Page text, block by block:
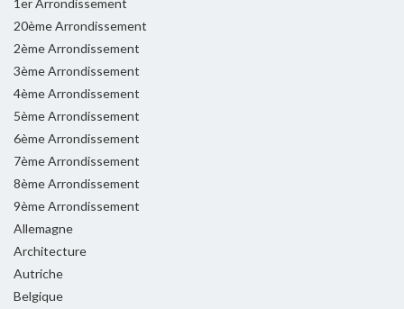
20ème Arrondissement
2ème Arrondissement
3ème Arrondissement
4ème Arrondissement
5ème Arrondissement
6ème Arrondissement
7ème Arrondissement
8ème Arrondissement
9ème Arrondissement
Allemagne
Architecture
Autriche
Belgique